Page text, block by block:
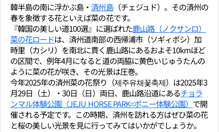
韓半島の南に浮かぶ島・済州島（チェジュド）。その済州の
春を象徴する花といえば菜の花です。
『韓国の美しい道100選』に選ばれた鹿山路（ノクサンロ）
菜の花ロードは、済州道南部の西帰浦市（ソギィポシ）加
時里（カシリ）を南北に貫く鹿山路にあるおよそ10kmほど
の区間で、例年4月になると道の両脇に黄色いじゅうたんの
ように菜の花が咲き、その光景は圧巻。
今年2025年の済州菜の花祭り（제주유채꽃축제）は2025年3
月29日（土）・30日（日）両日、鹿山路沿道にあるチョラ
ンマル体験公園（JEJU HORSE PARK=ポニー体験公園） で開
催される予定です。この時期、済州を訪れる方はぜひ菜の花
と桜の美しい光景を見に行ってみてはいかがでしょうか。